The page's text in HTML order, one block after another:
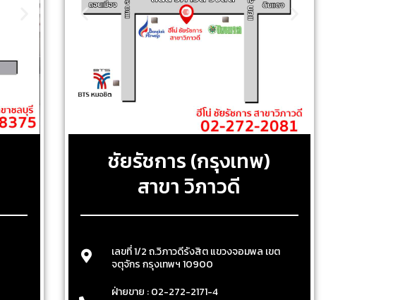
ชัยรัชการ (กรุงเทพ)
สาขา วิภาวดี
เลขที่ 1/2 ถ.วิภาวดีรังสิต แขวงจอมพล เขต
จตุจักร กรุงเทพฯ 10900
ฝ่ายขาย : 02-272-2171-4